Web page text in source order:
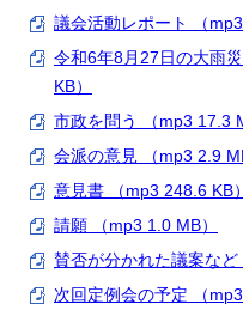
議会活動レポート （mp3
令和6年8月27日の大雨
KB）
市政を問う （mp3 17.3
会派の意見 （mp3 2.9
意見書 （mp3 248.6 KB）
請願 （mp3 1.0 MB）
賛否が分かれた議案など
次回定例会の予定 （mp3